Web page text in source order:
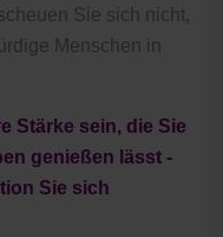
Sie sich nicht,
Menschen in
Stärke sein, die Sie
genießen lässt -
Sie sich